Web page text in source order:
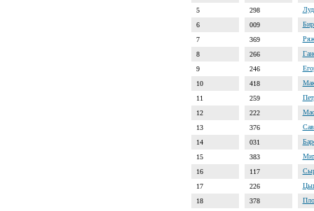
5
298
6
009
7
369
8
266
9
246
10
418
11
259
12
222
13
376
14
031
15
383
16
117
17
226
18
378